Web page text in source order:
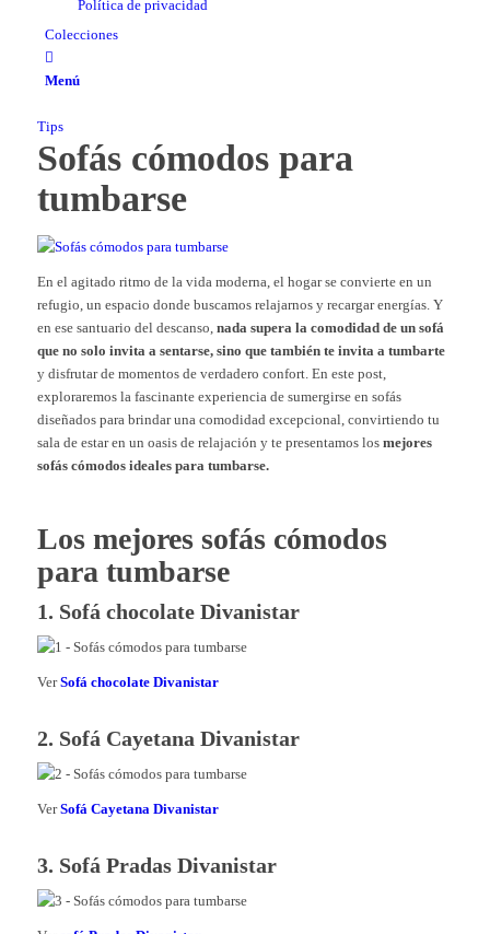
Política de privacidad
Colecciones
Menú
Tips
Sofás cómodos para
tumbarse
En el agitado ritmo de la vida moderna, el hogar se convierte en un
refugio, un espacio donde buscamos relajarnos y recargar energías. Y
en ese santuario del descanso, nada supera la comodidad de un sofá
que no solo invita a sentarse, sino que también te invita a tumbarte
y disfrutar de momentos de verdadero confort. En este post,
exploraremos la fascinante experiencia de sumergirse en sofás
diseñados para brindar una comodidad excepcional, convirtiendo tu
sala de estar en un oasis de relajación y te presentamos losmejores
sofás cómodos ideales para tumbarse.
Los mejores sofás cómodos
para tumbarse
1. Sofá chocolate Divanistar
VerSofá chocolate Divanistar
2. Sofá Cayetana Divanistar
VerSofá Cayetana Divanistar
3. Sofá Pradas Divanistar